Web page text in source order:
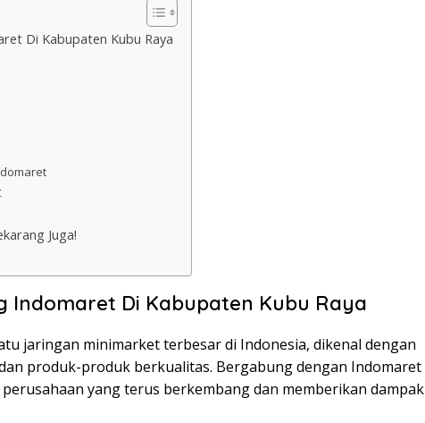
Di Kabupaten Kubu Raya
Juga!
Indomaret Di Kabupaten Kubu Raya
jaringan minimarket terbesar di Indonesia, dikenal dengan
produk-produk berkualitas. Bergabung dengan Indomaret
yang terus berkembang dan memberikan dampak